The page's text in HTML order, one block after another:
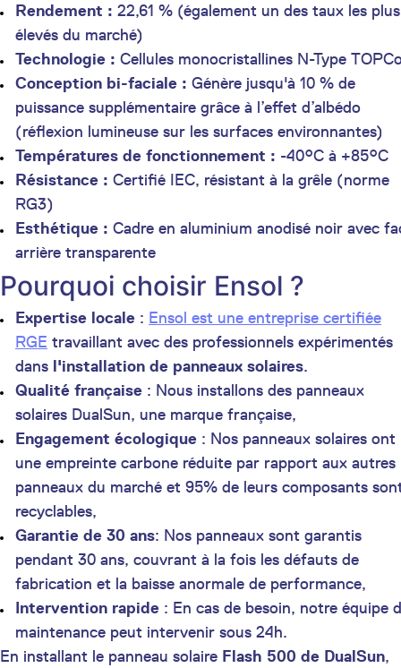
Rendement : 22,61 % (également un des taux les plus
élevés du marché)
Technologie : Cellules monocristallines N-Type
Conception bi-faciale : Génère jusqu'à 10 % de
puissance supplémentaire grâce à l’effet d’albédo
(réflexion lumineuse sur les surfaces environnantes)
Températures de fonctionnement : -40°C à +85°C
Résistance : Certifié IEC, résistant à la grêle (norme
RG3)
Esthétique : Cadre en aluminium anodisé noir avec
arrière transparente
Pourquoi choisir Ensol ?
Expertise locale : Ensol est une entreprise certifiée
RGE travaillant avec des professionnels expérimentés
dans l'installation de panneaux solaires.
Qualité française : Nous installons des panneaux
solaires DualSun, une marque française,
Engagement écologique : Nos panneaux solaires ont
une empreinte carbone réduite par rapport aux autres
panneaux du marché et 95% de leurs composants
recyclables,
Garantie de 30 ans: Nos panneaux sont garantis
pendant 30 ans, couvrant à la fois les défauts de
fabrication et la baisse anormale de performance,
Intervention rapide : En cas de besoin, notre équipe
maintenance peut intervenir sous 24h.
En installant le panneau solaire Flash 500 de DualSun,